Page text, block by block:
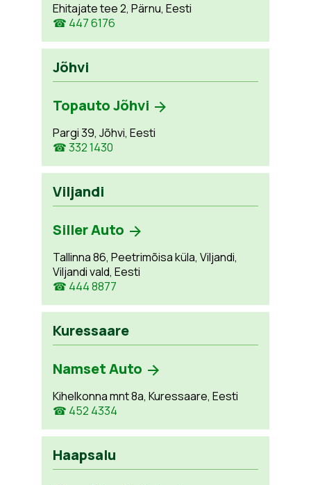
Ehitajate tee 2, Pärnu, Eesti
☎ 447 6176
Jõhvi
Topauto Jõhvi
Pargi 39, Jõhvi, Eesti
☎ 332 1430
Viljandi
Siller Auto
Tallinna 86, Peetrimõisa küla, Viljandi,
Viljandi vald, Eesti
☎ 444 8877
Kuressaare
Namset Auto
Kihelkonna mnt 8a, Kuressaare, Eesti
☎ 452 4334
Haapsalu